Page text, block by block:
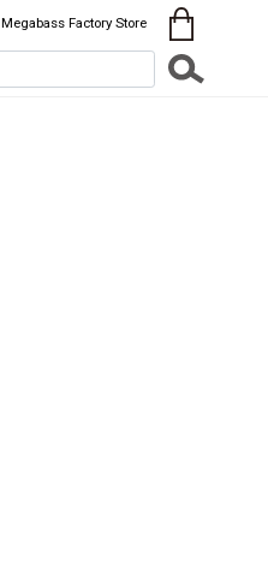
Megabass Factory Store